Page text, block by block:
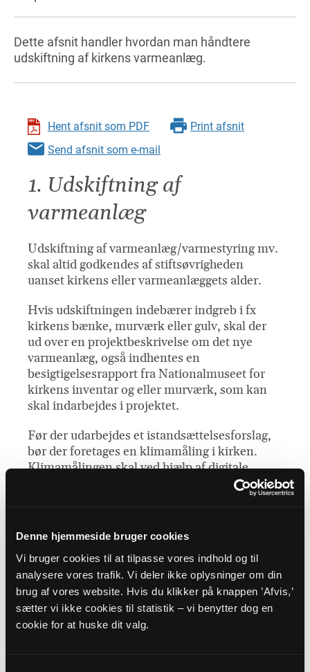
Denne hjemmeside bruger cookies
Vi bruger cookies til at tilpasse vores indhold og til
analysere vores trafik. Vi deler ikke oplysninger om din
brug af vores website. Hvis du klikker på knappen ’Afvis,’
sætter vi ikke cookies til statistik – vi benytter dog en
cookie for at huske dit valg.
Dette afsnit handler hvordan man håndtere
udskiftning af kirkens varmeanlæg.
Hent afsnit som PDF
Print afsnit
Send afsnit som e-mail
1. Udskiftning af
varmeanlæg
Udskiftning af varmeanlæg/varmestyring mv.
skal altid godkendes af stiftsøvrigheden
uanset kirkens eller varmeanlæggets alder.
Hvis udskiftningen indebærer indgreb i fx
kirkens bænke, murværk eller gulv, skal der
ud over en projektbeskrivelse om det nye
varmeanlæg, også indhentes en
besigtigelsesrapport fra Nationalmuseet for
kirkens inventar og eller murværk, som kan
skal indarbejdes i projektet.
Før der udarbejdes et istandsættelsesforslag,
bør der foretages en klimamåling i kirken.
Klimamålingen skal ved hjælp af digitale
luftfugtighed, helst over et helt år. Indsamling,
foretages af en arkitekt og/eller ingeniør,
eventuelt i samråd med varme-, energi- og
klimakonsulenten og Nationalmuseet.
Klimamålingens resultater danner grundlag
for en vurdering af påvirkningen af kirkens
inventar, varmekomfort samt mulige